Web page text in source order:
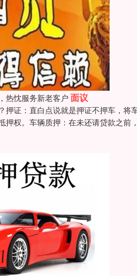
热忱服务新老客户 面议
押证：直白点说就是押证不押车，
押权。车辆质押：在未还请贷款之